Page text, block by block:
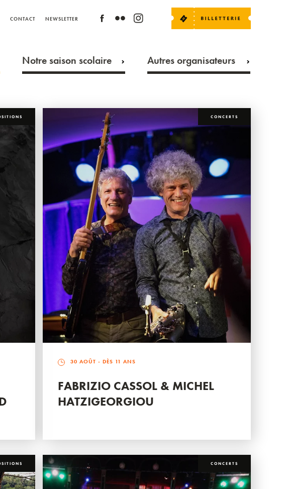
CONTACT NEWSLETTER
Notre saison scolaire Autres organisateurs
CONCERTS
30 AOÛT - DÈS 11 ANS
FABRIZIO CASSOL & MICHEL
HATZIGEORGIOU
CONCERTS